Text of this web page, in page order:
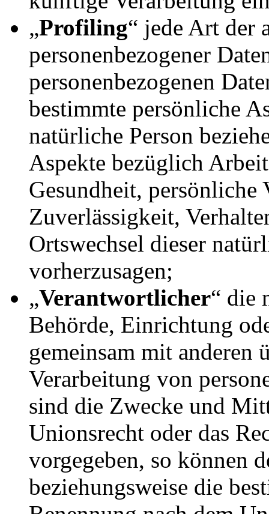
„Profiling“ jede Art der
personenbezogener
personenbezogenen
bestimmte persönliche
natürliche Person
Aspekte bezüglich
Gesundheit, persönliche
Zuverlässigkeit,
Ortswechsel dieser
vorherzusagen;
„Verantwortlicher“ die
Behörde, Einrichtung
gemeinsam mit
Verarbeitung von
sind die Zwecke und
Unionsrecht oder das
vorgegeben, so können
beziehungsweise die